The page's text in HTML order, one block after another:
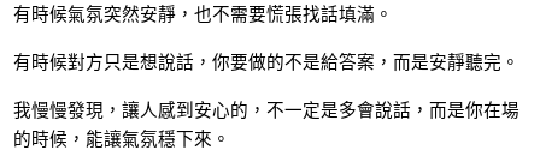
有時候氣氛突然安靜，也不需要慌張找話填滿。
有時候對方只是想說話，你要做的不是給答案，而是安靜聽完。
我慢慢發現，讓人感到安心的，不一定是多會說話，而是你在場
的時候，能讓氣氛穩下來。